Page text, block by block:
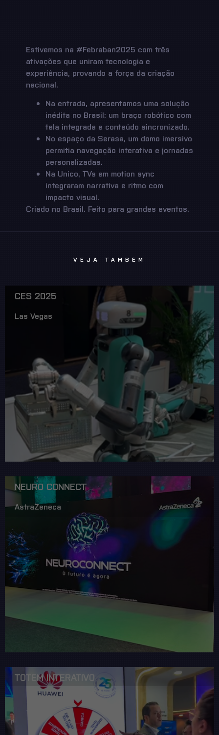
Estivemos na #Febraban2025 com três
ativações que uniram tecnologia e
experiência, provando a força da criação
nacional.
Na entrada, apresentamos uma solução
inédita no Brasil: um braço robótico com
tela integrada e conteúdo sincronizado.
No espaço da Serasa, um domo imersivo
permitia navegação interativa e jornadas
personalizadas.
Na Unico, TVs em motion sync
integraram narrativa e ritmo com
impacto visual.
Criado no Brasil. Feito para grandes eventos.
VEJA TAMBÉM
CES 2025
Las Vegas
NEURO CONNECT
AstraZeneca
TOTEM INTERATIVO